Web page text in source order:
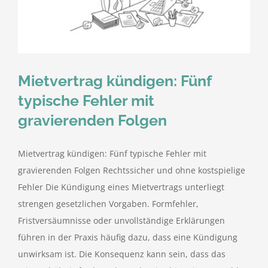
Blog
Impressum
Datenschutzerklärung
Mietvertrag kündigen: Fünf
typische Fehler mit
gravierenden Folgen
Mietvertrag kündigen: Fünf typische Fehler mit
gravierenden Folgen Rechtssicher und ohne kostspielige
Fehler Die Kündigung eines Mietvertrags unterliegt
strengen gesetzlichen Vorgaben. Formfehler,
Fristversäumnisse oder unvollständige Erklärungen
führen in der Praxis häufig dazu, dass eine Kündigung
unwirksam ist. Die Konsequenz kann sein, dass das